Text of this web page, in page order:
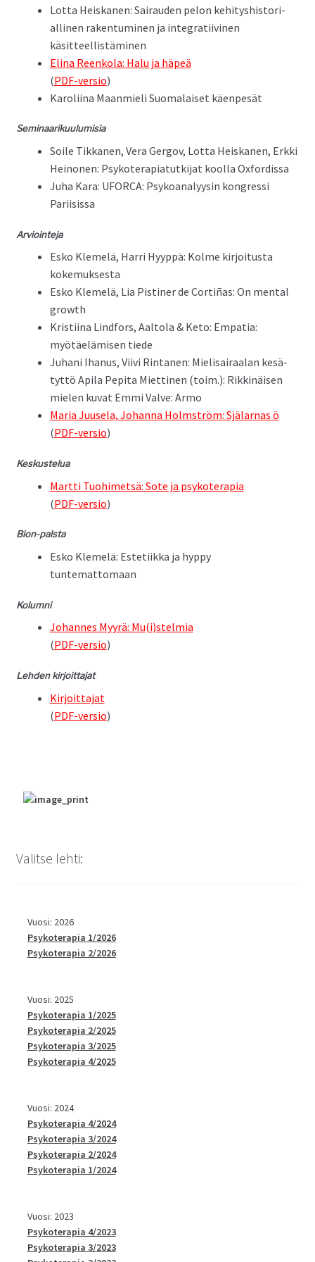
Lot­ta Heiska­nen: Sairau­den pelon kehi­tyshis­to­ri­
alli­nen rak­en­tu­mi­nen ja inte­grati­ivi­nen
käsitteellistäminen
Eli­na Reenko­la: Halu ja häpeä
(PDF-ver­sio)
Karoli­ina Maan­mieli Suo­ma­laiset käenpesät
Sem­i­naariku­u­lu­misia
Soile Tikka­nen, Vera Ger­gov, Lot­ta Heiska­nen, Erk­ki
Heinonen: Psykoter­apiatutk­i­jat kool­la Oxfordissa
Juha Kara: UFORCA: Psyko­ana­lyysin kon­gres­si
Pariisissa
Arvioin­te­ja
Esko Klemelä, Har­ri Hyyp­pä: Kolme kir­joi­tus­ta
kokemuksesta
Esko Klemelä, Lia Pistin­er de Cor­tiñas: On men­tal
growth
Kris­ti­ina Lind­fors, Aal­to­la & Keto: Empa­tia:
myötäelämisen tiede
Juhani Ihanus, Viivi Rin­ta­nen: Mieli­sairaalan kesä­
tyt­tö Api­la Pepi­ta Miet­ti­nen (toim.): Rikkinäisen
mie­len kuvat Emmi Valve: Armo
Maria Juusela, Johan­na Holm­ström: Själar­nas ö
(PDF-ver­sio)
Keskustelua
Mart­ti Tuo­himet­sä: Sote ja psykoter­apia
(PDF-ver­sio)
Bion-pal­s­ta
Esko Klemelä: Esteti­ik­ka ja hyp­py
tuntemattomaan
Kolum­ni
Johannes Myyrä: Mu(i)stelmia
(PDF-ver­sio)
Lehden kir­joit­ta­jat
Kir­joit­ta­jat
(PDF-ver­sio)
Valitse lehti:
Vuosi: 2026
Psykoterapia 1/2026
Psykoterapia 2/2026
Vuosi: 2025
Psykoterapia 1/2025
Psykoterapia 2/2025
Psykoterapia 3/2025
Psykoterapia 4/2025
Vuosi: 2024
Psykoterapia 4/2024
Psykoterapia 3/2024
Psykoterapia 2/2024
Psykoterapia 1/2024
Vuosi: 2023
Psykoterapia 4/2023
Psykoterapia 3/2023